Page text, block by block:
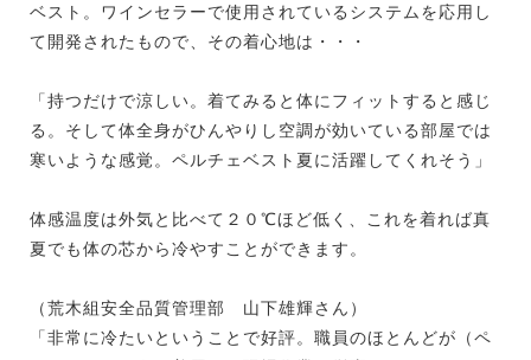
ベスト。ワインセラーで使用されているシステムを応用し
て開発されたもので、その着心地は・・・
「持つだけで涼しい。着てみると体にフィットすると感じ
る。そして体全身がひんやりし空調が効いている部屋では
寒いような感覚。ペルチェベスト夏に活躍してくれそう」
体感温度は外気と比べて２０℃ほど低く、これを着れば真
夏でも体の芯から冷やすことができます。
（荒木組安全品質管理部 山下雄輝さん）
「非常に冷たいということで好評。職員のほとんどが（ペ